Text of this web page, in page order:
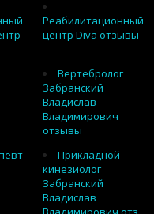
Реабилитационный
центр Diva отзывы
Вертебролог
Забранский
Владислав
Владимирович
отзывы
Прикладной
кинезиолог
Забранский
Владислав